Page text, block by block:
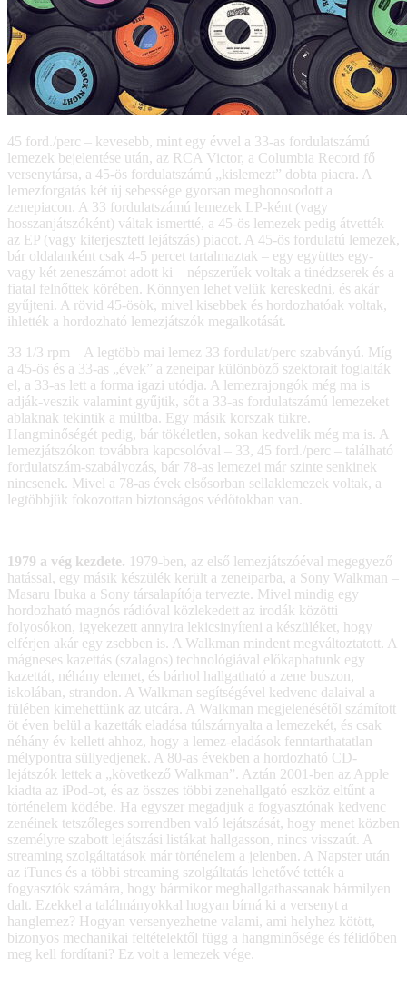
45 ford./perc – kevesebb, mint egy évvel a 33-as fordulatszámú
lemezek bejelentése után, az RCA Victor, a Columbia Record fő
versenytársa, a 45-ös fordulatszámú „kislemezt” dobta piacra. A
lemezforgatás két új sebessége gyorsan meghonosodott a
zenepiacon. A 33 fordulatszámú lemezek LP-ként (vagy
hosszanjátszóként) váltak ismertté, a 45-ös lemezek pedig átvették
az EP (vagy kiterjesztett lejátszás) piacot. A 45-ös fordulatú lemezek,
bár oldalanként csak 4-5 percet tartalmaztak – egy együttes egy-
vagy két zeneszámot adott ki – népszerűek voltak a tinédzserek és a
fiatal felnőttek körében. Könnyen lehet velük kereskedni, és akár
gyűjteni. A rövid 45-ösök, mivel kisebbek és hordozhatóak voltak,
ihlették a hordozható lemezjátszók megalkotását.
33 1/3 rpm – A legtöbb mai lemez 33 fordulat/perc szabványú. Míg
a 45-ös és a 33-as „évek” a zeneipar különböző szektorait foglalták
el, a 33-as lett a forma igazi utódja. A lemezrajongók még ma is
adják-veszik valamint gyűjtik, sőt a 33-as fordulatszámú lemezeket
ablaknak tekintik a múltba. Egy másik korszak tükre.
Hangminőségét pedig, bár tökéletlen, sokan kedvelik még ma is. A
lemezjátszókon továbbra kapcsolóval – 33, 45 ford./perc – található
fordulatszám-szabályozás, bár 78-as lemezei már szinte senkinek
nincsenek. Mivel a 78-as évek elsősorban sellaklemezek voltak, a
legtöbbjük fokozottan biztonságos védőtokban van.
1979 a vég kezdete. 1979-ben, az első lemezjátszóéval megegyező
hatással, egy másik készülék került a zeneiparba, a Sony Walkman –
Masaru Ibuka a Sony társalapítója tervezte. Mivel mindig egy
hordozható magnós rádióval közlekedett az irodák közötti
folyosókon, igyekezett annyira lekicsinyíteni a készüléket, hogy
elférjen akár egy zsebben is. A Walkman mindent megváltoztatott. A
mágneses kazettás (szalagos) technológiával előkaphatunk egy
kazettát, néhány elemet, és bárhol hallgatható a zene buszon,
iskolában, strandon. A Walkman segítségével kedvenc dalaival a
fülében kimehettünk az utcára. A Walkman megjelenésétől számított
öt éven belül a kazetták eladása túlszárnyalta a lemezekét, és csak
néhány év kellett ahhoz, hogy a lemez-eladások fenntarthatatlan
mélypontra süllyedjenek. A 80-as években a hordozható CD-
lejátszók lettek a „következő Walkman”. Aztán 2001-ben az Apple
kiadta az iPod-ot, és az összes többi zenehallgató eszköz eltűnt a
történelem ködébe. Ha egyszer megadjuk a fogyasztónak kedvenc
zenéinek tetszőleges sorrendben való lejátszását, hogy menet közben
személyre szabott lejátszási listákat hallgasson, nincs visszaút. A
streaming szolgáltatások már történelem a jelenben. A Napster után
az iTunes és a többi streaming szolgáltatás lehetővé tették a
fogyasztók számára, hogy bármikor meghallgathassanak bármilyen
dalt. Ezekkel a találmányokkal hogyan bírná ki a versenyt a
hanglemez? Hogyan versenyezhetne valami, ami helyhez kötött,
bizonyos mechanikai feltételektől függ a hangminősége és félidőben
meg kell fordítani? Ez volt a lemezek vége.